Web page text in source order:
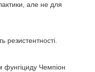
але не для
резистентності.
фунгіциду Чемпіон